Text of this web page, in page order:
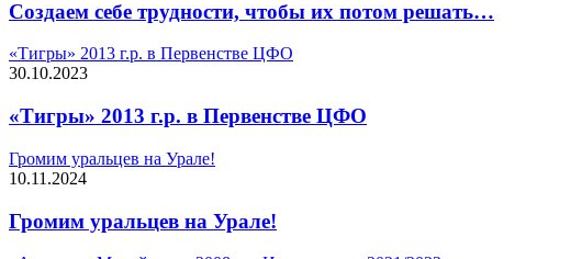
Создаем себе трудности, чтобы их потом решать…
«Тигры» 2013 г.р. в Первенстве ЦФО
30.10.2023
«Тигры» 2013 г.р. в Первенстве ЦФО
Громим уральцев на Урале!
10.11.2024
Громим уральцев на Урале!